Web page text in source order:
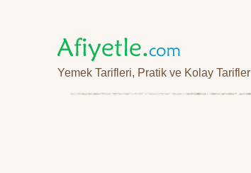
Yemek Tarifleri, Pratik ve Kolay Tarifler